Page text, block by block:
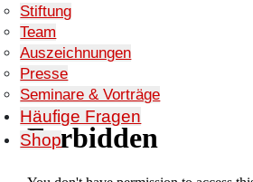
Stiftung
Team
Auszeichnungen
Presse
Seminare & Vorträge
Häufige Fragen
Shop